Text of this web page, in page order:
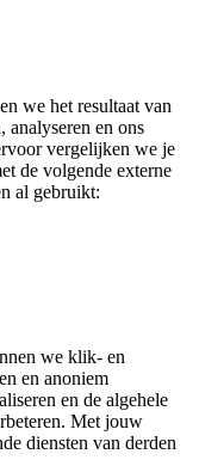
we het resultaat van
analyseren en ons
vergelijken we je
de volgende externe
al gebruikt:
we klik- en
en anoniem
en de algehele
Met jouw
diensten van derden